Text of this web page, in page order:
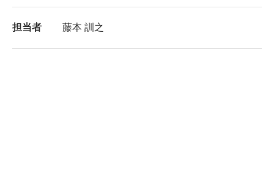
担当者 藤本 訓之